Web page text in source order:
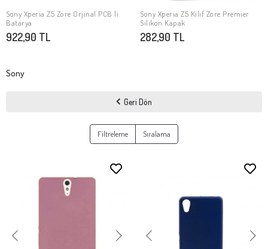
SEPETE EKLE
Sony Xperia Z5 Zore Orjinal PCB li
Batarya
922,90 TL
SEPETE EKLE
Sony Xperia Z5 Kılıf Zore Premier
Silikon Kapak
282,90 TL
Sony
Geri Dön
Filtreleme Sıralama